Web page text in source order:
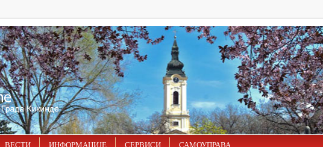
ВЕСТИ ИНФОРМАЦИЈЕ СЕРВИСИ САМОУПРАВА